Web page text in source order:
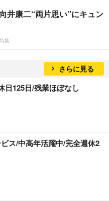
井康二“両片思い”にキュン
集
さらに見る
日125日/残業ほぼなし
ス/中高年活躍中/完全週休2